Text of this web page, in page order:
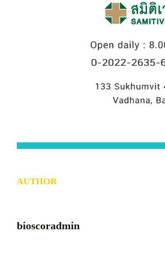
AUTHOR
bioscoradmin